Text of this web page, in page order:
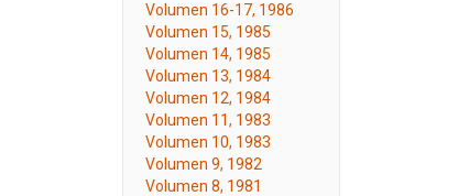
Volumen 16-17, 1986
Volumen 15, 1985
Volumen 14, 1985
Volumen 13, 1984
Volumen 12, 1984
Volumen 11, 1983
Volumen 10, 1983
Volumen 9, 1982
Volumen 8, 1981